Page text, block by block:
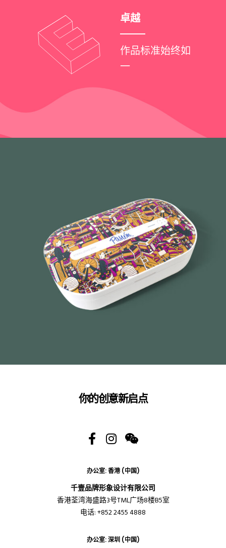
卓越
作品标准始终如
一
你的创意新启点
办公室: 香港 (中国)
千壹品牌形象设计有限公司
香港荃湾海盛路3号TML广场8楼B5室
电话: +852 2455 4888
办公室: 深圳 (中国)